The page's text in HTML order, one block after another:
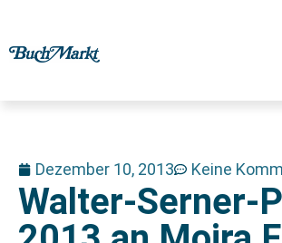
Dezember 10, 2013 Keine
Walter-Serner-